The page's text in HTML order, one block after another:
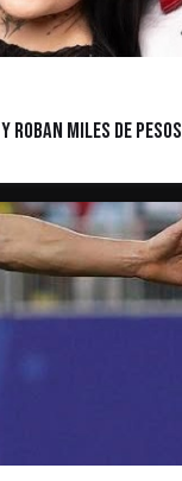
roban miles de pesos